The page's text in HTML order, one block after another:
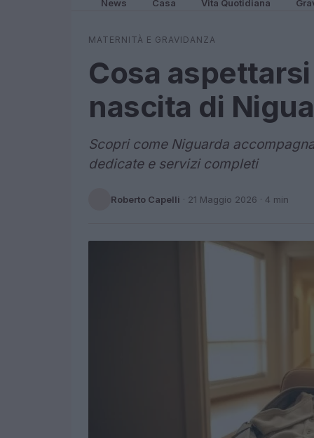
News Casa Vita Quotidiana
MATERNITÀ E GRAVIDANZA
Cosa
nascita di
Scopri come Niguarda
dedicate e servizi completi
Roberto Capelli · 21 Maggio 2026 · 4 min